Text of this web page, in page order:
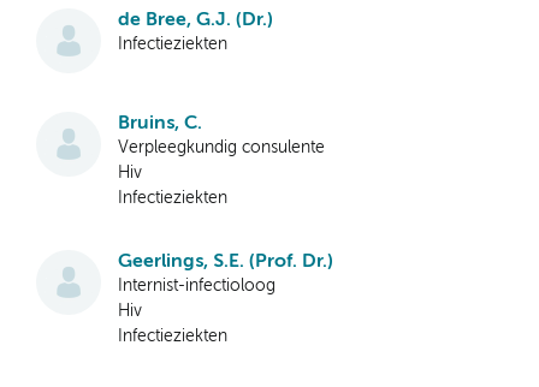
de Bree, G.J. (Dr.)
Infectieziekten
Bruins, C.
Verpleegkundig consulente
Hiv
Infectieziekten
Geerlings, S.E. (Prof. Dr.)
Internist-infectioloog
Hiv
Infectieziekten